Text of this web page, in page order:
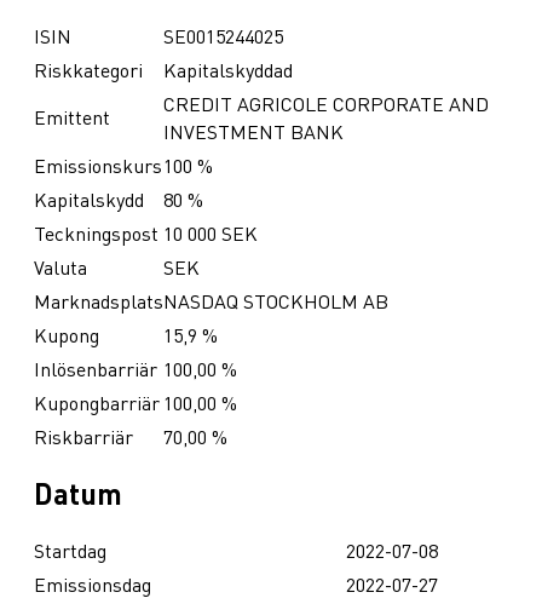
ISIN
SE0015244025
Riskkategori
Kapitalskyddad
Emittent
CREDIT AGRICOLE CORPORATE AND
INVESTMENT BANK
Emissionskurs100 %
Kapitalskydd
80 %
Teckningspost 10 000 SEK
Valuta
SEK
MarknadsplatsNASDAQ STOCKHOLM AB
Kupong
15,9 %
Inlösenbarriär 100,00 %
Kupongbarriär100,00 %
Riskbarriär
70,00 %
Datum
Startdag
2022-07-08
Emissionsdag
2022-07-27